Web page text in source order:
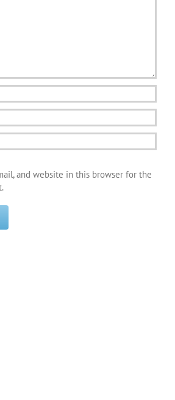
and website in this browser for the